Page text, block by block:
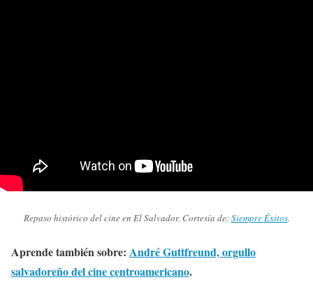
Repaso histórico del cine en El Salvador. Cortesía de:Siempre Éxitos.
Aprende también sobre: André Guttfreund, orgullo
salvadoreño del cine centroamericano.